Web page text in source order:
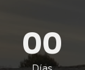
00